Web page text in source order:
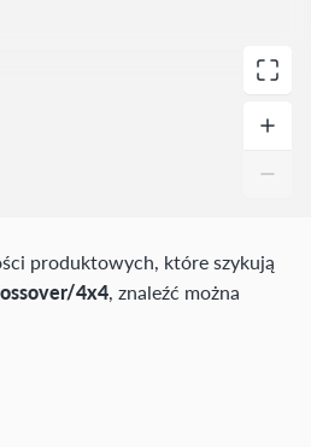
produktowych, które szykują
4x4, znaleźć można